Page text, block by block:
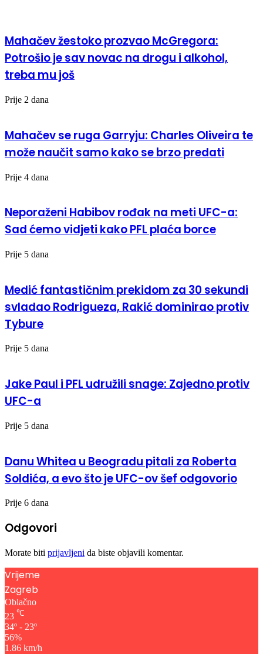
Mahačev žestoko prozvao McGregora:
Potrošio je sav novac na drogu i alkohol,
treba mu još
Prije 2 dana
Mahačev se ruga Garryju: Charles Oliveira te
može naučit samo kako se brzo predati
Prije 4 dana
Neporaženi Habibov rođak na meti UFC-a:
Sad ćemo vidjeti kako PFL plaća borce
Prije 5 dana
Medić fantastičnim prekidom za 30 sekundi
svladao Rodrigueza, Rakić dominirao protiv
Tybure
Prije 5 dana
Jake Paul i PFL udružili snage: Zajedno protiv
UFC-a
Prije 5 dana
Danu Whitea u Beogradu pitali za Roberta
Soldića, a evo što je UFC-ov šef odgovorio
Prije 6 dana
Odgovori
Morate biti prijavljeni da biste objavili komentar.
Vrijeme
Zagreb
Oblačno
23 ℃
34º - 23º
56%
1.86 km/h